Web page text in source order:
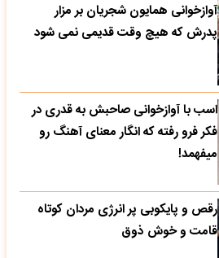
آوازخوانی همایون شجریان بر مزار
پدرش که هیچ وقت قدیمی نمی شود
اسب با آوازخوانی صاحبش به قدری در
فکر فرو رفته که انگار معنای آهنگ رو
میفهمد!
رقص و پایکوبی پر انرژی مردان کوتاه
قامت و خوش ذوق